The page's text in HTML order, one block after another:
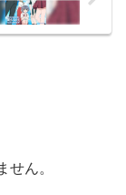
ん。